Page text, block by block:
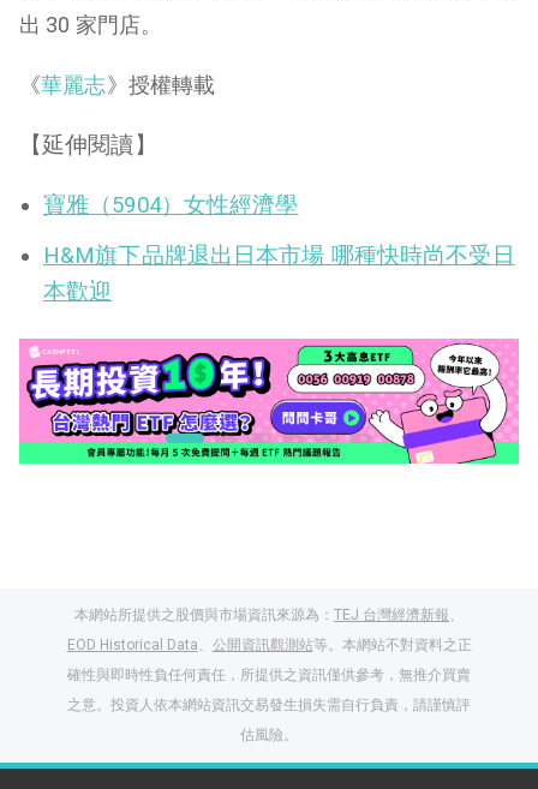
出 30 家門店。
《華麗志》授權轉載
【延伸閱讀】
寶雅（5904）女性經濟學
H&M旗​​下品牌退出日本市場 哪種快時尚不受日
本歡迎
本網站所提供之股價與市場資訊來源為： TEJ 台灣經濟新報
EOD Historical Data
公開資訊觀測站等。本網站不對資料之正
確性與即時性負任何責任，所提供之資訊僅供參考，無推介買賣
之意。投資人依本網站資訊交易發生損失需自行負責，請謹慎評
估風險。